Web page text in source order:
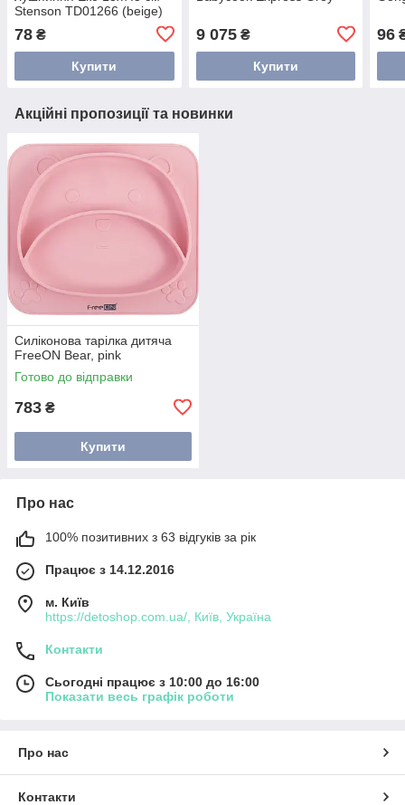
Stenson TD01266 (beige)
78 ₴
Купити
9 075₴
Купити
96
Акційні пропозиції та новинки
Силіконова тарілка дитяча
FreeON Bear, pink
Готово до відправки
783 ₴
Купити
Про нас
100% позитивних з 63 відгуків за рік
Працює з 14.12.2016
м. Київ
https://detoshop.com.ua/, Київ, Україна
Контакти
Сьогодні працює з 10:00 до 16:00
Показати весь графік роботи
Про нас
Контакти